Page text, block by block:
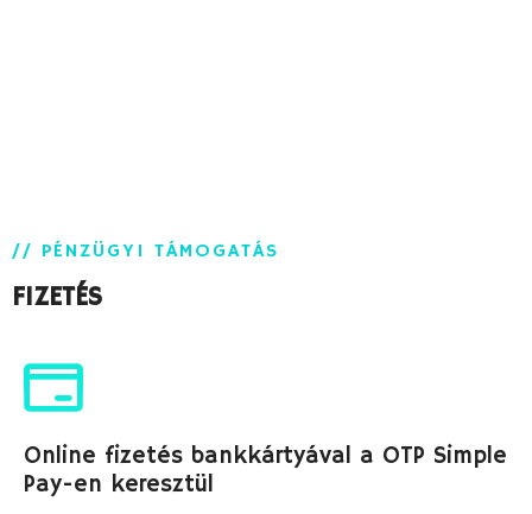
// PÉNZÜGYI TÁMOGATÁS
FIZETÉS
Online fizetés bankkártyával a OTP Simple
Pay-en keresztül